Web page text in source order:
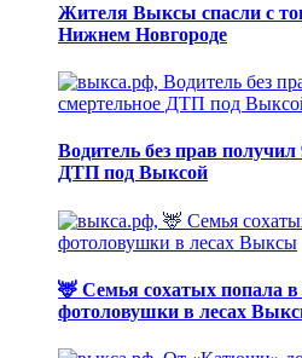
Жителя Выксы спасли с
Нижнем Новгороде
Водитель без прав получил
ДТП под Выксой
🦌 Семья сохатых попала в
фотоловушки в лесах